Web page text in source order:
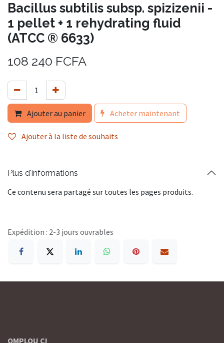
Bacillus subtilis subsp. spizizenii -
1 pellet + 1 rehydrating fluid
(ATCC ® 6633)
108 240 FCFA
Ajouter au panier Acheter maintenant
Ajouter à la liste de souhaits
Plus d'informations
Ce contenu sera partagé sur toutes les pages produits.
Expédition : 2-3 jours ouvrables
OMPLOU CI